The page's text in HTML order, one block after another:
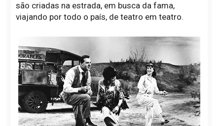
são criadas na estrada, em busca da fama,
viajando por todo o país, de teatro em teatro.